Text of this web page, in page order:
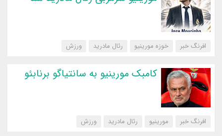
افرنگ خبر خوزه مورینیو رئال مادرید ‌ورزش
کامبک مورینیو به سانتیاگو برنابئو
افرنگ خبر مورینیو رئال مادرید ‌ورزش